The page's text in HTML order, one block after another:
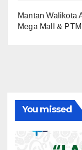
Mantan Walikota
Mega Mall &
You missed